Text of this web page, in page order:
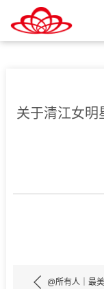
关于清江女明
@所有人｜最